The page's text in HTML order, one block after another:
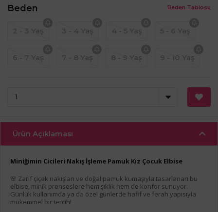
Beden Tablosu
Beden
Ürün Açıklaması
Miniğimin Cicileri Nakış İşleme Pamuk Kız Çocuk Elbise
🌸 Zarif çiçek nakışları ve doğal pamuk kumaşıyla tasarlanan bu
elbise, minik prenseslere hem şıklık hem de konfor sunuyor.
Günlük kullanımda ya da özel günlerde hafif ve ferah yapısıyla
mükemmel bir tercih!